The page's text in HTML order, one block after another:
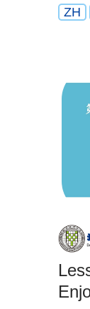
ZH
Lesson 1 All